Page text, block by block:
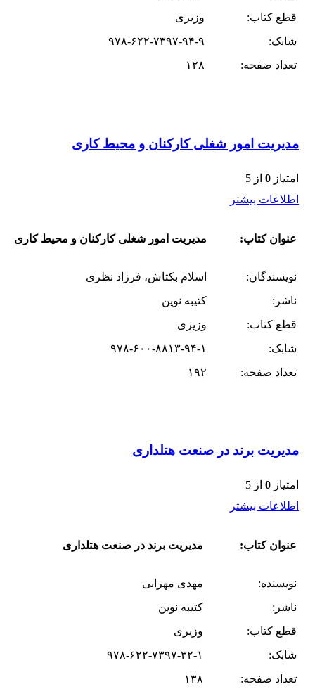
قطع کتاب:
وزیری
شابک:
۹۷۸-۶۲۲-۷۳۹۷-۹۴-۹
تعداد صفحه:
۱۲۸
مدیریت امور شغلی کارکنان و محیط کاری
امتیاز 0 از 5
اطلاعات بیشتر
عنوان کتاب: مدیریت امور شغلی کارکنان و محیط کاری
نویسندگان:
اسلام بکتاش، فرزاد نظری
ناشر:
کتیبه نوین
قطع کتاب:
وزیری
شابک:
۹۷۸-۶۰۰-۸۸۱۳-۹۴-۱
تعداد صفحه:
۱۹۲
مدیریت برند در صنعت هتلداری
امتیاز 0 از 5
اطلاعات بیشتر
عنوان کتاب: مدیریت برند در صنعت هتلداری
نویسنده:
مهدی مهرابی
ناشر:
کتیبه نوین
قطع کتاب:
وزیری
شابک:
۹۷۸-۶۲۲-۷۳۹۷-۳۲-۱
تعداد صفحه:
۱۳۸